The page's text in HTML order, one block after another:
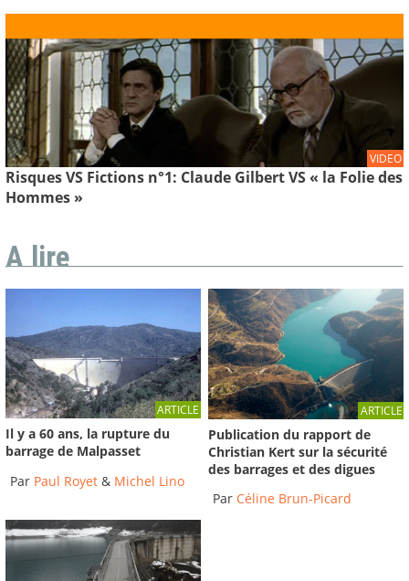
VIDEO
Risques VS Fictions n°1: Claude Gilbert VS « la Folie des
Hommes »
A lire
ARTICLE
Il y a 60 ans, la rupture du
barrage de Malpasset
Par Paul Royet & Michel Lino
ARTICLE
Publication du rapport de
Christian Kert sur la sécurité
des barrages et des digues
Par Céline Brun-Picard